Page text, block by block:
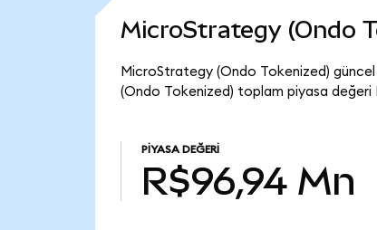
MicroStrategy (Ondo
MicroStrategy (Ondo Tokenized) güncel
(Ondo Tokenized) toplam piyasa değeri
PIYASA DEĞERI
R$96,94 Mn